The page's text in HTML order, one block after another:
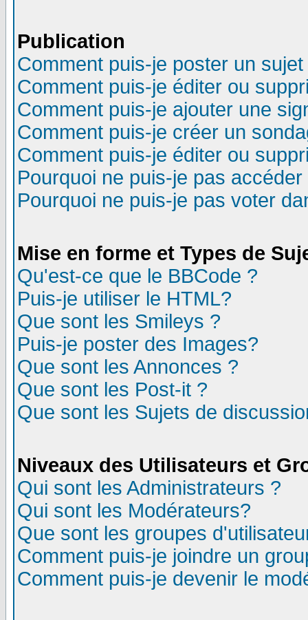
Publication
Comment puis-je poster un
Comment puis-je éditer ou
Comment puis-je ajouter une
Comment puis-je créer un
Comment puis-je éditer ou
Pourquoi ne puis-je pas
Pourquoi ne puis-je pas voter
Mise en forme et Types de
Qu'est-ce que le BBCode ?
Puis-je utiliser le HTML?
Que sont les Smileys ?
Puis-je poster des Images?
Que sont les Annonces ?
Que sont les Post-it ?
Que sont les Sujets de
Niveaux des Utilisateurs et
Qui sont les Administrateurs ?
Qui sont les Modérateurs?
Que sont les groupes
Comment puis-je joindre un
Comment puis-je devenir le